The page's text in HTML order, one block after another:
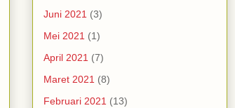
Juni 2021 (3)
Mei 2021 (1)
April 2021 (7)
Maret 2021 (8)
Februari 2021 (13)